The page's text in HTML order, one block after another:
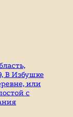
В Избушке
или
с